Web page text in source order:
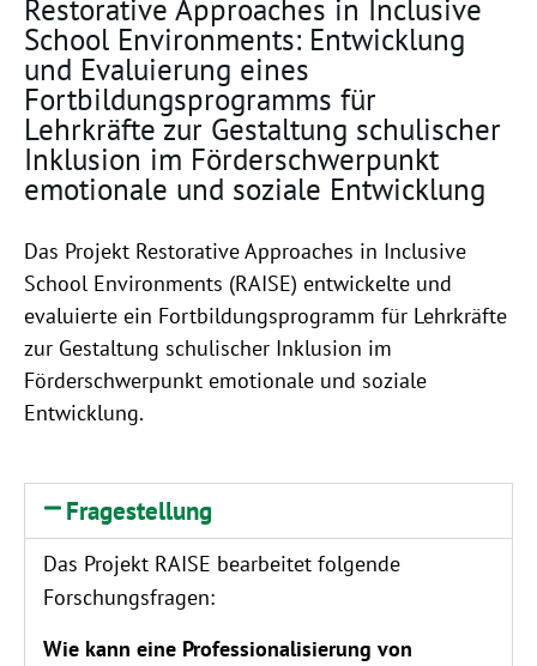
Restorative Approaches in Inclusive
School Environments: Entwicklung
und Evaluierung eines
Fortbildungsprogramms für
Lehrkräfte zur Gestaltung schulischer
Inklusion im Förderschwerpunkt
emotionale und soziale Entwicklung
Das Projekt Restorative Approaches in Inclusive
School Environments (RAISE) entwickelte und
evaluierte ein Fortbildungsprogramm für Lehrkräfte
zur Gestaltung schulischer Inklusion im
Förderschwerpunkt emotionale und soziale
Entwicklung.
Fragestellung
Das Projekt RAISE bearbeitet folgende
Forschungsfragen:
Wie kann eine Professionalisierung von